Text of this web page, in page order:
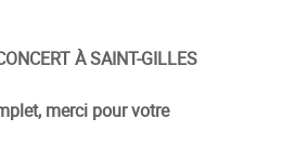
À SAINT-GILLES
merci pour votre